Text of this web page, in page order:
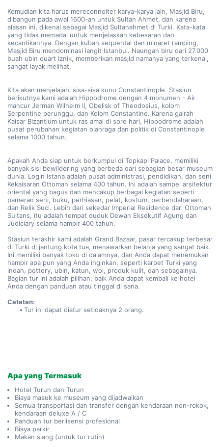
Kemudian kita harus mereconnoiter karya-karya lain, Masjid Biru,
dibangun pada awal 1600-an untuk Sultan Ahmet, dan karena
alasan ini, dikenal sebagai Masjid Sultanahmet di Turki. Kata-kata
yang tidak memadai untuk menjelaskan kebesaran dan
kecantikannya. Dengan kubah sequental dan minaret ramping,
Masjid Biru mendominasi langit Istanbul. Naungan biru dari 27.000
buah ubin quart Iznik, memberikan masjid namanya yang terkenal,
sangat layak melihat.
Kita akan menjelajahi sisa-sisa kuno Constantinople. Stasiun
berikutnya kami adalah Hippodrome dengan 4 monumen - Air
mancur Jerman Wilhelm II, Obelisk of Theodosius, kolom
Serpentine perunggu, dan Kolom Constantine. Karena gairah
Kaisar Bizantium untuk ras amal di sore hari, Hippodrome adalah
pusat perubahan kegiatan olahraga dan politik di Constantinople
selama 1000 tahun.
Apakah Anda siap untuk berkumpul di Topkapi Palace, memiliki
banyak sisi bewildering yang berbeda dari sebagian besar museum
dunia. Login Istana adalah pusat administrasi, pendidikan, dan seni
Kekaisaran Ottoman selama 400 tahun. Ini adalah sampel arsitektur
oriental yang bagus dan mencakup berbagai kegiatan seperti
pameran seni, buku, perhiasan, pelat, kostum, perbendaharaan,
dan Relik Suci. Lebih dari sekedar Imperial Residence dari Ottoman
Sultans, itu adalah tempat duduk Dewan Eksekutif Agung dan
Judiciary selama hampir 400 tahun.
Stasiun terakhir kami adalah Grand Bazaar, pasar tercakup terbesar
di Turki di jantung kota tua, menawarkan belanja yang sangat baik.
Ini memiliki banyak toko di dalamnya, dan Anda dapat menemukan
hampir apa pun yang Anda inginkan, seperti karpet Turki yang
indah, pottery, ubin, katun, wol, produk kulit, dan sebagainya.
Bagian tur ini adalah pilihan, baik Anda dapat kembali ke hotel
Anda dengan panduan atau tinggal di sana.
Catatan:
Tur ini dapat diatur setidaknya 2 orang.
Apa yang Termasuk
Hotel Turun dan Turun
Biaya masuk ke museum yang dijadwalkan
Semua transportasi dan transfer dengan kendaraan non-rokok,
kendaraan deluxe A / C
Panduan tur berlisensi profesional
Biaya parkir
Makan siang (untuk tur rutin)